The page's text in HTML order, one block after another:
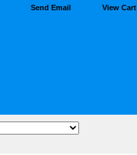
Send Email View Cart